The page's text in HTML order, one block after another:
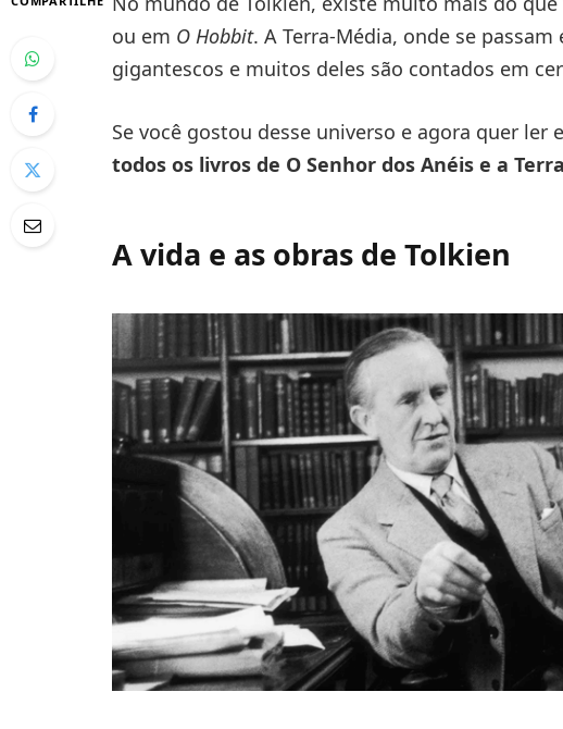
ou em O Hobbit. A Terra-Média, onde se
gigantescos e muitos deles são contados em
Se você gostou desse universo e agora quer ler
todos os livros de O Senhor dos Anéis e a
A vida e as obras de Tolkien